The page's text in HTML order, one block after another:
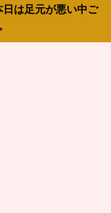
は足元が悪い中ご